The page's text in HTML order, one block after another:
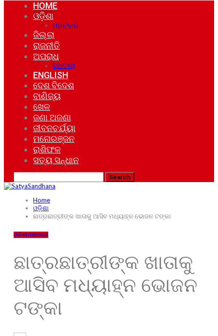
HOME
ଓଡ଼ିଶା
ମହାନଗର
ଜିଲ୍ଲା
ରାଜନୀତି
ଅପରାଧ
ଘୋଟାଲା
ENGLISH
ଦେଶ ବିଦେଶ
ବାଣିଜ୍ୟ
ଖେଳ
ଜଣା ଅଜଣା
ଜୀବନଚର୍ଯ୍ୟା
ମନୋରଞ୍ଜନ
ରାଶିଫଳ
ସତ୍ୟ ସନ୍ଧାନ
Home
ଓଡ଼ିଶା
ଛାତ୍ରଛାତ୍ରୀଙ୍କ ଖାତାକୁ ଆସିବ ମଧ୍ୟାହ୍ନ ଭୋଜନ ଟଙ୍କା
ଓଡ଼ିଶାମହାନଗର
ଛାତ୍ରଛାତ୍ରୀଙ୍କ ଖାତାକୁ
ଆସିବ ମଧ୍ୟାହ୍ନ ଭୋଜନ
ଟଙ୍କା